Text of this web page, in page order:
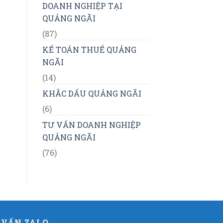
DOANH NGHIỆP TẠI
QUẢNG NGÃI
(87)
KẾ TOÁN THUẾ QUẢNG
NGÃI
(14)
KHẮC DẤU QUẢNG NGÃI
(6)
TƯ VẤN DOANH NGHIỆP
QUẢNG NGÃI
(76)